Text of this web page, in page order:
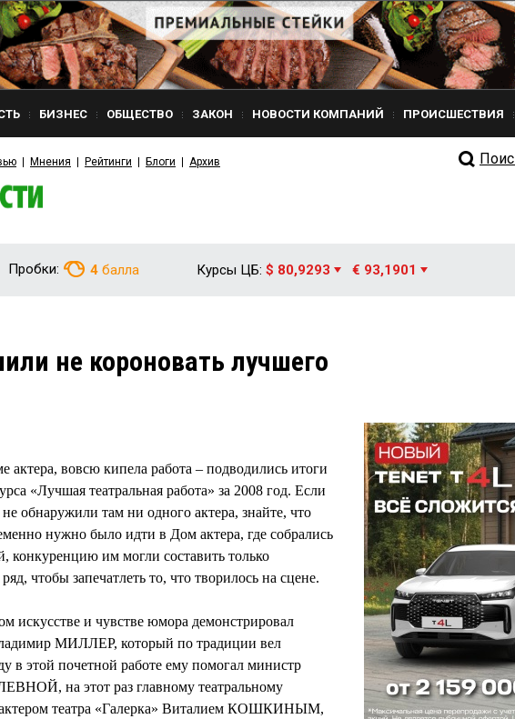
БИЗНЕС ОБЩЕСТВО ЗАКОН НОВОСТИ КОМПАНИЙ ПРОИСШЕСТВИЯ
Мнения Рейтинги Блоги Архив
Пробки: 4 балла Курсы ЦБ: $ 80,9293 € 93,1901
не короновать лучшего
актера, вовсю кипела работа – подводились итоги
«Лучшая театральная работа» за 2008 год. Если
обнаружили там ни одного актера, знайте, что
нужно было идти в Дом актера, где собрались
конкуренцию им могли составить только
чтобы запечатлеть то, что творилось на сцене.
искусстве и чувстве юмора демонстрировал
МИЛЛЕР, который по традиции вел
этой почетной работе ему помогал министр
на этот раз главному театральному
актером театра «Галерка» Виталием КОШКИНЫМ,